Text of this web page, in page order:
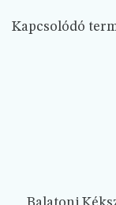
Kapcsolódó